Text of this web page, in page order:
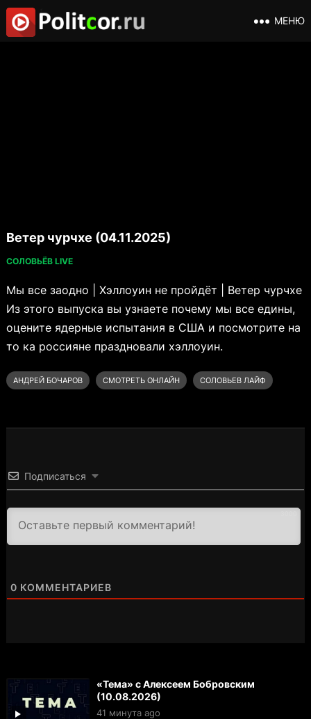
МЕНЮ
Ветер чурчхе (04.11.2025)
СОЛОВЬЁВ LIVE
Мы все заодно | Хэллоуин не пройдёт | Ветер чурчхе
Из этого выпуска вы узнаете почему мы все едины,
оцените ядерные испытания в США и посмотрите на
то ка россияне праздновали хэллоуин.
АНДРЕЙ БОЧАРОВ СМОТРЕТЬ ОНЛАЙН СОЛОВЬЕВ ЛАЙФ
Подписаться
0 КОММЕНТАРИЕВ
«Тема» с Алексеем Бобровским
(10.08.2026)
41 минута ago